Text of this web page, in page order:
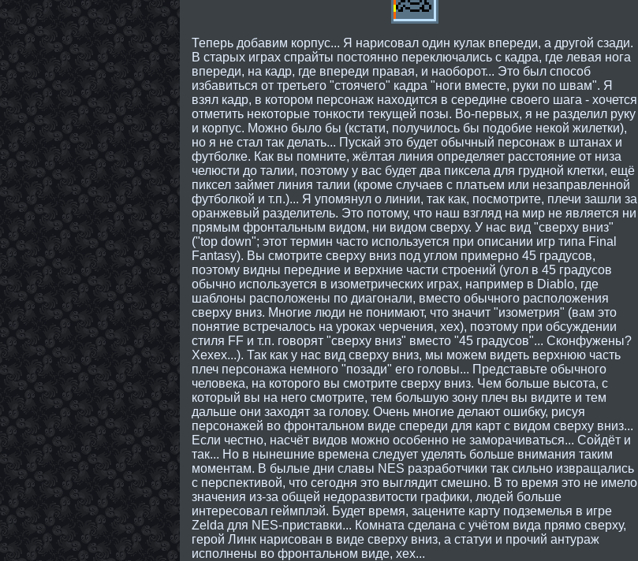
Теперь добавим корпус... Я нарисовал один кулак впереди, а другой сзади.
В старых играх спрайты постоянно переключались с кадра, где левая нога
впереди, на кадр, где впереди правая, и наоборот... Это был способ
избавиться от третьего "стоячего" кадра "ноги вместе, руки по швам". Я
взял кадр, в котором персонаж находится в середине своего шага - хочется
отметить некоторые тонкости текущей позы. Во-первых, я не разделил руку
и корпус. Можно было бы (кстати, получилось бы подобие некой жилетки),
но я не стал так делать... Пускай это будет обычный персонаж в штанах и
футболке. Как вы помните, жёлтая линия определяет расстояние от низа
челюсти до талии, поэтому у вас будет два пиксела для грудной клетки, ещё
пиксел займет линия талии (кроме случаев с платьем или незаправленной
футболкой и т.п.)... Я упомянул о линии, так как, посмотрите, плечи зашли за
оранжевый разделитель. Это потому, что наш взгляд на мир не является ни
прямым фронтальным видом, ни видом сверху. У нас вид "сверху вниз"
("top down"; этот термин часто используется при описании игр типа Final
Fantasy). Вы смотрите сверху вниз под углом примерно 45 градусов,
поэтому видны передние и верхние части строений (угол в 45 градусов
обычно используется в изометрических играх, например в Diablo, где
шаблоны расположены по диагонали, вместо обычного расположения
сверху вниз. Многие люди не понимают, что значит "изометрия" (вам это
понятие встречалось на уроках черчения, хех), поэтому при обсуждении
стиля FF и т.п. говорят "сверху вниз" вместо "45 градусов"... Сконфужены?
Хехех...). Так как у нас вид сверху вниз, мы можем видеть верхнюю часть
плеч персонажа немного "позади" его головы... Представьте обычного
человека, на которого вы смотрите сверху вниз. Чем больше высота, с
который вы на него смотрите, тем большую зону плеч вы видите и тем
дальше они заходят за голову. Очень многие делают ошибку, рисуя
персонажей во фронтальном виде спереди для карт с видом сверху вниз...
Если честно, насчёт видов можно особенно не заморачиваться... Сойдёт и
так... Но в нынешние времена следует уделять больше внимания таким
моментам. В былые дни славы NES разработчики так сильно извращались
с перспективой, что сегодня это выглядит смешно. В то время это не имело
значения из-за общей недоразвитости графики, людей больше
интересовал геймплэй. Будет время, зацените карту подземелья в игре
Zelda для NES-приставки... Комната сделана с учётом вида прямо сверху,
герой Линк нарисован в виде сверху вниз, а статуи и прочий антураж
исполнены во фронтальном виде, хех...